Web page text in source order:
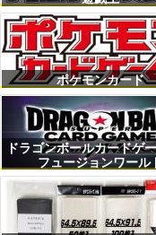
ポケモンカード
ドラゴンボールカード
フュージョンワール